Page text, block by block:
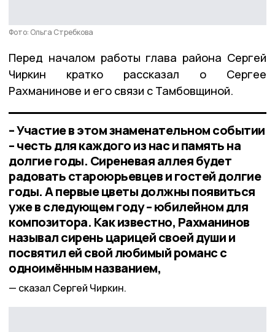
Фото: Ольга Стребкова
Перед началом работы глава района Сергей
Чиркин кратко рассказал о Сергее
Рахманинове и его связи с Тамбовщиной.
– Участие в этом знаменательном событии
– честь для каждого из нас и память на
долгие годы. Сиреневая аллея будет
радовать староюрьевцев и гостей долгие
годы. А первые цветы должны появиться
уже в следующем году – юбилейном для
композитора. Как известно, Рахманинов
называл сирень царицей своей души и
посвятил ей свой любимый романс с
одноимённым названием,
сказал Сергей Чиркин.